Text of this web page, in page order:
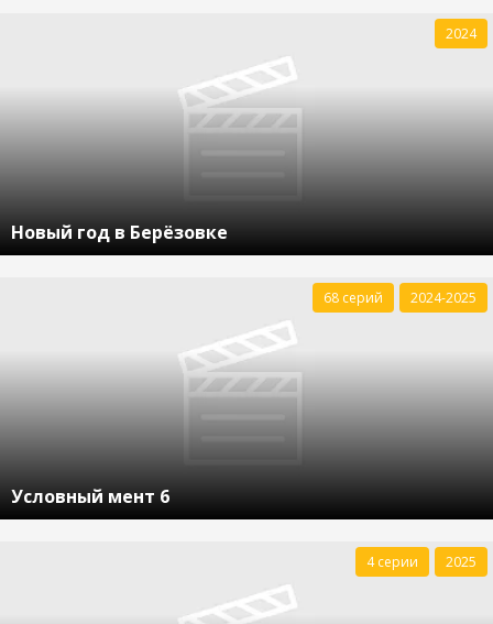
Новый год в Берёзовке
2024
Условный мент 6
68 серий 2024-2025
4 серии 2025